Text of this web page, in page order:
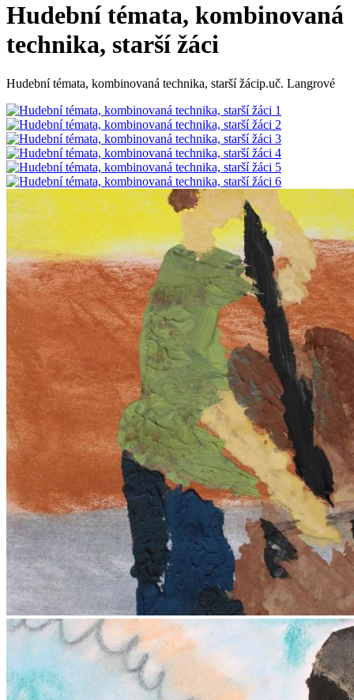
Hudební témata, kombinovaná
technika, starší žáci
Hudební témata, kombinovaná technika, starší žácip.uč. Langrové